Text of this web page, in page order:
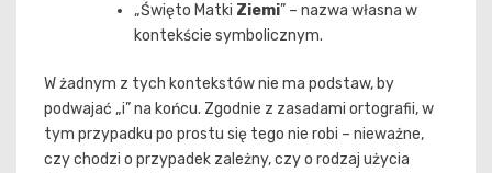
„Święto Matki Ziemi” – nazwa własna w
kontekście symbolicznym.
W żadnym z tych kontekstów nie ma podstaw, by
podwajać „i” na końcu. Zgodnie z zasadami ortografii, w
tym przypadku po prostu się tego nie robi – nieważne,
czy chodzi o przypadek zależny, czy o rodzaj użycia